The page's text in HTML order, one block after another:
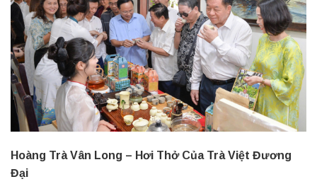
Hoàng Trà Vân Long – Hơi Thở Của Trà Việt Đương
Đại